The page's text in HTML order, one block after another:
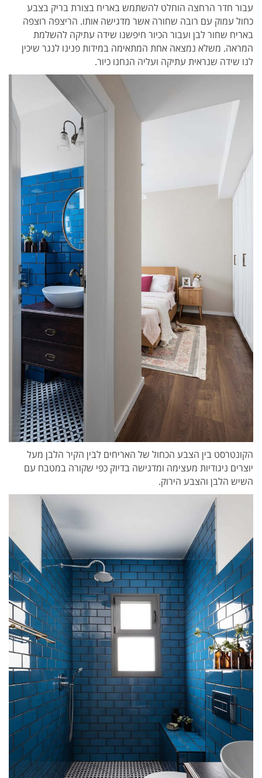
עבור חדר הרחצה הוחלט להשתמש באריח בצורת בריק בצבע
כחול עמוק עם רובה שחורה אשר מדגישה אותו. הריצפה רוצפה
באריח שחור לבן ועבור הכיור חיפשנו שידה עתיקה להשלמת
המראה. משלא נמצאה אחת המתאימה במידות פנינו לנגר שיכין
לנו שידה שנראית עתיקה ועליה הנחנו כיור.
הקונטרסט בין הצבע הכחול של האריחים לבין הקיר הלבן מעל
יוצרים ניגודיות מעצימה ומדגישה בדיוק כפי שקורה במטבח עם
השיש הלבן והצבע הירוק.